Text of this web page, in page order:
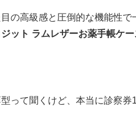
の高級感と圧倒的な機能性
ット ラムレザーお薬手帳ケー
って聞くけど、本当に診察